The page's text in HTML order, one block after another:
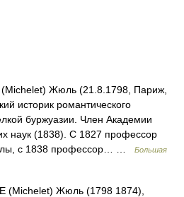
Жюль (21.8.1798, Париж,
историк романтического
буржуазии. Член Академии
наук (1838). С 1827 профессор
с 1838 профессор… …
Большая
Жюль (1798 1874),